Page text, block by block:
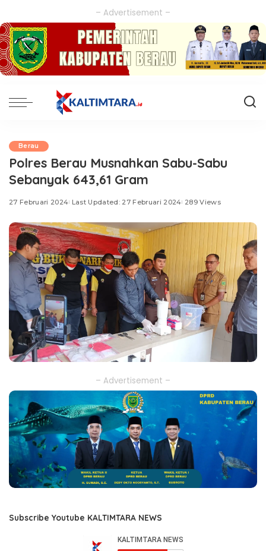
– Advertisement –
Berau
Polres Berau Musnahkan Sabu-Sabu
Sebanyak 643,61 Gram
27 Februari 2024 Last Updated: 27 Februari 2024 289 Views
– Advertisement –
Subscribe Youtube KALTIMTARA NEWS